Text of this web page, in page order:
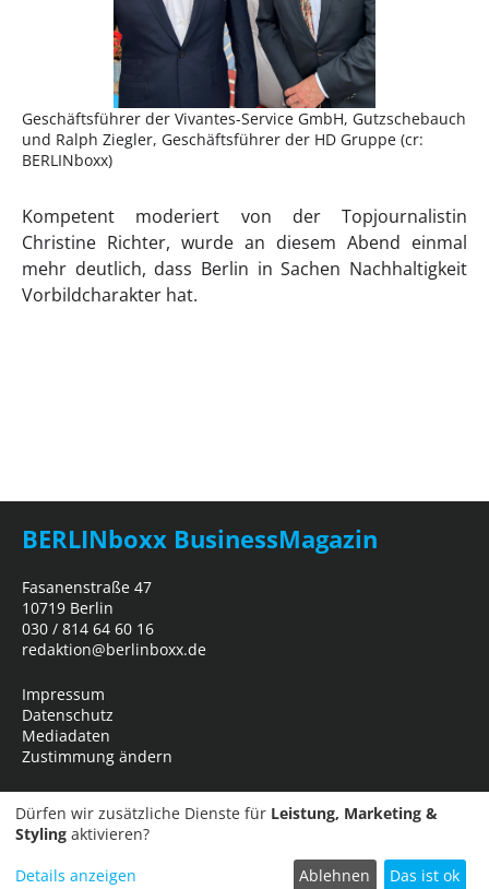
Geschäftsführer der Vivantes-Service GmbH, Gutzschebauch
und Ralph Ziegler, Geschäftsführer der HD Gruppe (cr:
BERLINboxx)
Kompetent moderiert von der Topjournalistin
Christine Richter, wurde an diesem Abend einmal
mehr deutlich, dass Berlin in Sachen Nachhaltigkeit
Vorbildcharakter hat.
BERLINboxx BusinessMagazin
Fasanenstraße 47
10719 Berlin
030 / 814 64 60 16
redaktion@berlinboxx.de
Impressum
Datenschutz
Mediadaten
Zustimmung ändern
Dürfen wir zusätzliche Dienste für Leistung, Marketing &
Styling aktivieren?
Details anzeigen Ablehnen Das ist ok